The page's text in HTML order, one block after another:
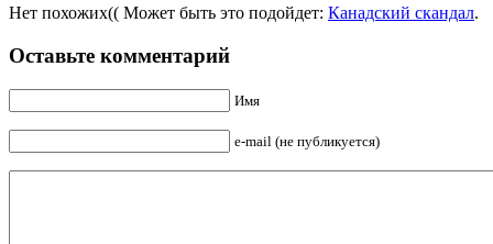
Нет похожих(( Может быть это подойдет: Канадский скандал.
Оставьте комментарий
Имя
e-mail (не публикуется)